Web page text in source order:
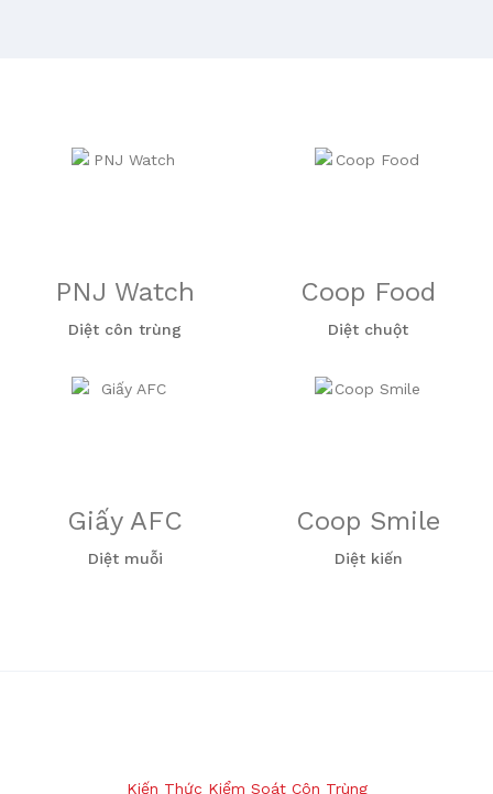
PNJ Watch
Diệt côn trùng
Coop Food
Diệt chuột
Giấy AFC
Diệt muỗi
Coop Smile
Diệt kiến
Kiến Thức Kiểm Soát Côn Trùng